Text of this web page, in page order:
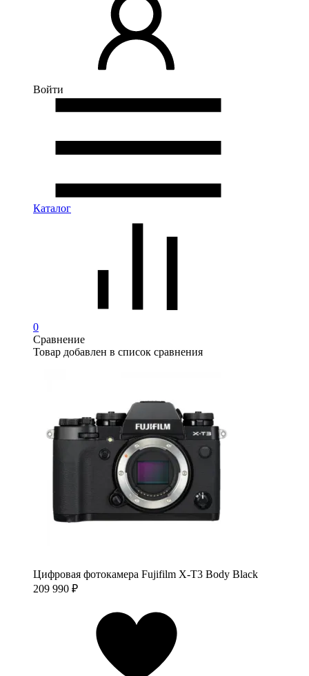
Войти
Каталог
0
Сравнение
Товар добавлен в список сравнения
Цифровая фотокамера Fujifilm X-T3 Body Black
209 990 ₽